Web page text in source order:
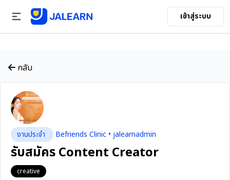
เข้าสู่ระบบ
กลับ
งานประจำ Befriends Clinic • jalearnadmin
รับสมัคร Content Creator
creative